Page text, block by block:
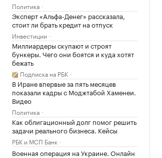
Политика
Эксперт «Альфа-Денег» рассказала,
стоит ли брать кредит на отпуск
Инвестиции
Миллиардеры скупают и строят
бункеры. Чего они боятся и куда хотят
бежать
Подписка на РБК
В Иране впервые за пять месяцев
показали кадры с Моджтабой Хаменеи.
Видео
Политика
Как облигационный долг помог решить
задачи реального бизнеса. Кейсы
РБК и МСП Банк
Военная операция на Украине. Онлайн